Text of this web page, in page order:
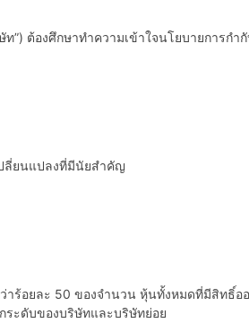
ต้องศึกษาทำความเข้าใจนโยบายการกำ
ลี่ยนแปลงที่มีนัยสําคัญ
าร้อยละ 50 ของจำนวน หุ้นทั้งหมดที่มีสิทธิ์ออ
ระดับของบริษัทและบริษัทย่อย